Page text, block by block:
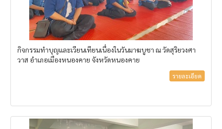
กิจกรรมทำบุญและเวียนเทียนเนื่องในวันมาฆบูชา ณ วัดสุริยวงศา
วาส อำเภอเมืองหนองคาย จังหวัดหนองคาย
รายละเอียด